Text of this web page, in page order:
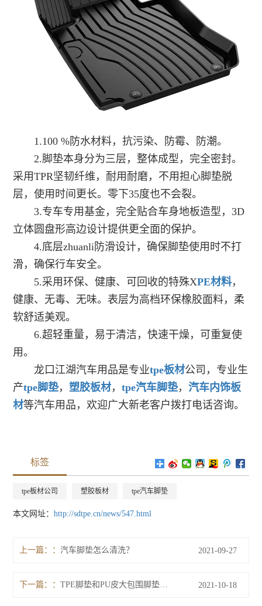
1.100 %防水材料，抗污染、防霉、防潮。
2.脚垫本身分为三层，整体成型，完全密封。
采用TPR坚韧纤维，耐用耐磨，不用担心脚垫脱
层，使用时间更长。零下35度也不会裂。
3.专车专用基金，完全贴合车身地板造型，3D
立体圆盘形高边设计提供更全面的保护。
4.底层zhuanli防滑设计，确保脚垫使用时不打
滑，确保行车安全。
5.采用环保、健康、可回收的特殊XPE材料，
健康、无毒、无味。表层为高档环保橡胶面料，柔
软舒适美观。
6.超轻重量，易于清洁，快速干燥，可重复使
用。
龙口江湖汽车用品是专业tpe板材公司，专业生
产tpe脚垫，塑胶板材，tpe汽车脚垫，汽车内饰板
材等汽车用品，欢迎广大新老客户拨打电话咨询。
标签
tpe板材公司 塑胶板材 tpe汽车脚垫
本文网址：http://sdtpe.cn/news/547.html
上一篇： 汽车脚垫怎么清洗？ 2021-09-27
下一篇： 2021-10-18